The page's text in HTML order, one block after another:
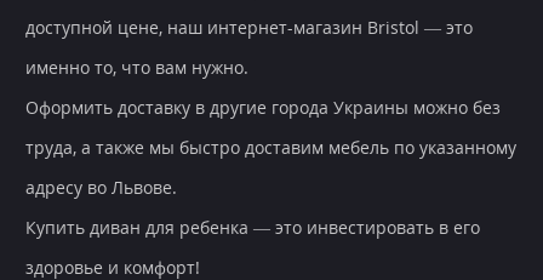
доступной цене, наш интернет-магазин Bristol — это
именно то, что вам нужно.
Оформить доставку в другие города Украины можно без
труда, а также мы быстро доставим мебель по указанному
адресу во Львове.
Купить диван для ребенка — это инвестировать в его
здоровье и комфорт!